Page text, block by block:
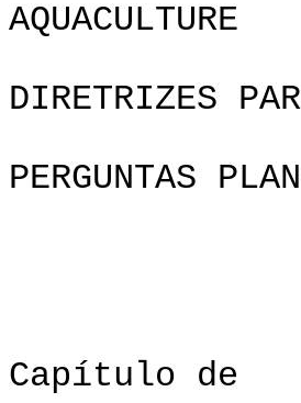
DIRETRIZES
PERGUNTAS